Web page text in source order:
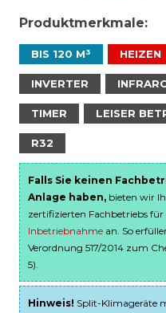
Produktmerkmale:
BIS 120 M³ HEIZEN
INVERTER
TIMER LEISER
R32
Falls Sie keinen
Anlage haben, bieten wir
zertifizierten Fachbetriebs für
Inbetriebnahme an. So
Verordnung 517/2014 zum
5).
Hinweis! Split-Klimageräte